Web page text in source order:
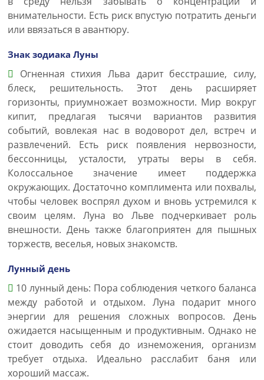
внимательности. Есть риск впустую потратить деньги
или ввязаться в авантюру.
Знак зодиака Луны
Огненная стихия Льва дарит бесстрашие, силу,
блеск, решительность. Этот день расширяет
горизонты, приумножает возможности. Мир вокруг
кипит, предлагая тысячи вариантов развития
событий, вовлекая нас в водоворот дел, встреч и
развлечений. Есть риск появления нервозности,
бессонницы, усталости, утраты веры в себя.
Колоссальное значение имеет поддержка
окружающих. Достаточно комплимента или похвалы,
чтобы человек воспрял духом и вновь устремился к
своим целям. Луна во Льве подчеркивает роль
внешности. День также благоприятен для пышных
торжеств, веселья, новых знакомств.
Лунный день
10 лунный день: Пора соблюдения четкого баланса
между работой и отдыхом. Луна подарит много
энергии для решения сложных вопросов. День
ожидается насыщенным и продуктивным. Однако не
стоит доводить себя до изнеможения, организм
требует отдыха. Идеально расслабит баня или
хороший массаж.